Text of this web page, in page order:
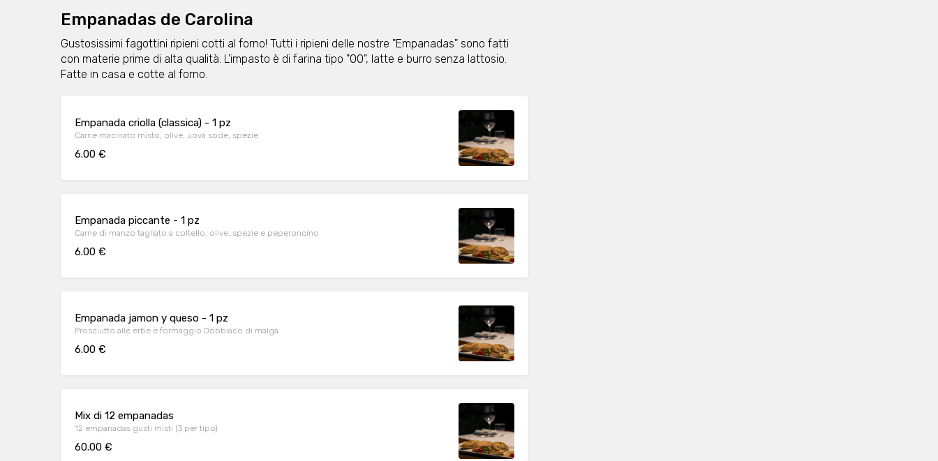
Empanadas de Carolina
Gustosissimi fagottini ripieni cotti al forno! Tutti i ripieni delle nostre "Empanadas" sono fatti
con materie prime di alta qualità. L'impasto è di farina tipo "00", latte e burro senza lattosio.
Fatte in casa e cotte al forno.
Empanada criolla (classica) - 1 pz
Carne macinato misto, olive, uova sode, spezie
6.00 €
Empanada piccante - 1 pz
Carne di manzo tagliato a coltello, olive, spezie e peperoncino
6.00 €
Empanada jamon y queso - 1 pz
Prosciutto alle erbe e formaggio Dobbiaco di malga
6.00 €
Mix di 12 empanadas
12 empanadas gusti misti (3 per tipo)
60.00 €